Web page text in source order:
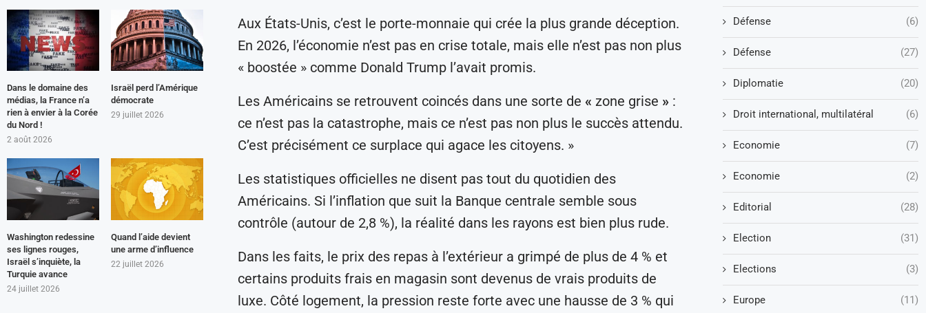
Aux États-Unis, c’est le porte-monnaie qui crée la plus grande déception.
En 2026, l’économie n’est pas en crise totale, mais elle n’est pas non plus
« boostée » comme Donald Trump l’avait promis.
Les Américains se retrouvent coincés dans une sorte de « zone grise » :
ce n’est pas la catastrophe, mais ce n’est pas non plus le succès attendu.
C’est précisément ce surplace qui agace les citoyens. »
Les statistiques officielles ne disent pas tout du quotidien des
Américains. Si l’inflation que suit la Banque centrale semble sous
contrôle (autour de 2,8 %), la réalité dans les rayons est bien plus rude.
Dans les faits, le prix des repas à l’extérieur a grimpé de plus de 4 % et
certains produits frais en magasin sont devenus de vrais produits de
luxe. Côté logement, la pression reste forte avec une hausse de 3 % qui
Défense (6)
Défense (27)
Diplomatie (20)
Droit international, multilatéral (6)
Economie (7)
Economie (2)
Editorial (28)
Election (31)
Elections (3)
Europe (11)
Dans le domaine des
médias, la France n’a
rien à envier à la Corée
du Nord !
2 août 2026
Israël perd l’Amérique
démocrate
29 juillet 2026
Washington redessine
ses lignes rouges,
Israël s’inquiète, la
Turquie avance
24 juillet 2026
Quand l’aide devient
une arme d’influence
22 juillet 2026